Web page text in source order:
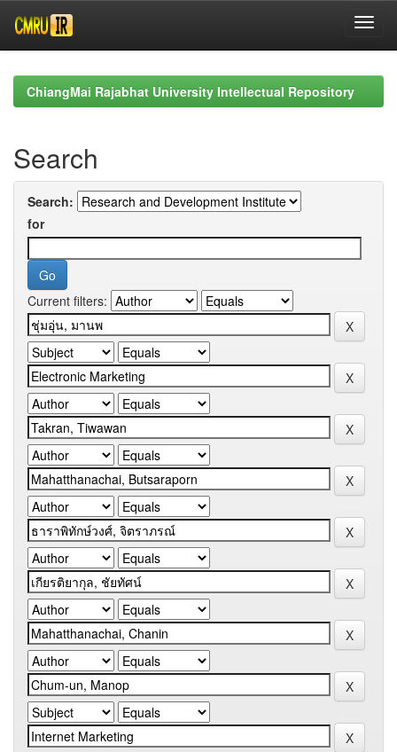
navigationChiangMai Rajabhat University Intellectual Repository
Search
Search:
for
Current filters: